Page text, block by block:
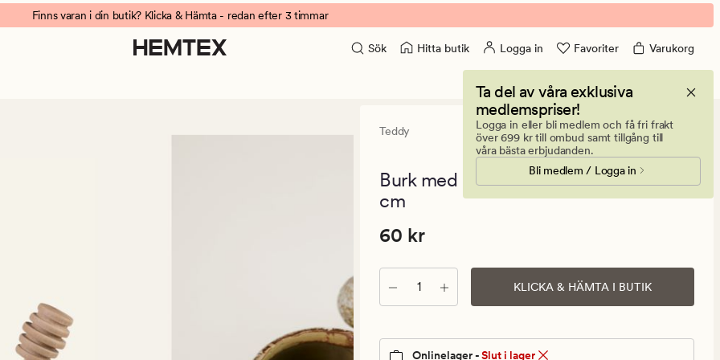
Finns varan i din butik? Klicka & Hämta - redan efter 3 timmar
Sök Hitta butik Logga in Favoriter Varukorg
Ta del av våra exklusiva
medlemspriser!
Logga in eller bli medlem och få fri frakt
över 699 kr till ombud samt tillgång till
våra bästa erbjudanden.
Bli medlem / Logga in
Teddy
0
med
betyg
0
Burk med lock beige - 13,5x10,5x9,5
cm
Pris
kr.
Ordinarie
pris
kr
Pris 60 kr
60 kr
Antal KLICKA & HÄMTA I BUTIK
Onlinelager -Slut i lager